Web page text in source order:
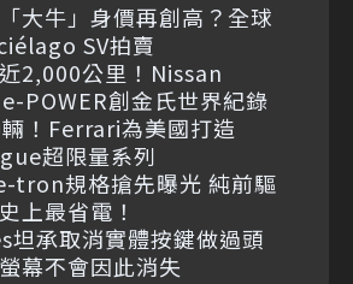
大牛」身價再創高？全球
SV拍賣
2,000公里！Nissan
POWER創金氏世界紀錄
！Ferrari為美國打造
超限量系列
tron規格搶先曝光 純前驅
上最省電！
坦承取消實體按鍵做過頭
幕不會因此消失